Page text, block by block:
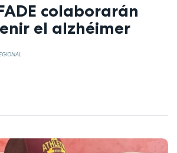
colaborarán
el alzhéimer